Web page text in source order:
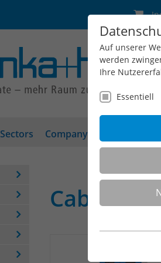
Sectors Company
Cabinets
Auf unserer
werden
Ihre
Essentiell
Essentielle